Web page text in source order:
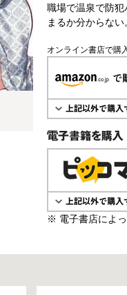
職場で温泉で防
まるか分からな
オンライン書店で購
電子書籍で購入
※ 電子書店によ